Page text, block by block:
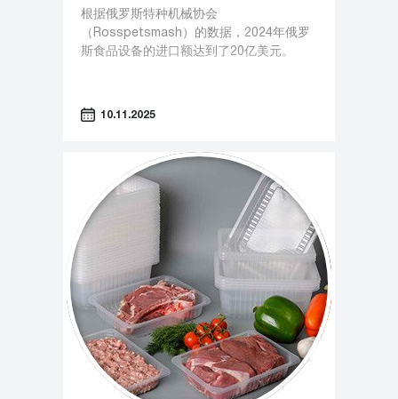
根据俄罗斯特种机械协会
（Rosspetsmash）的数据，2024年俄罗
斯食品设备的进口额达到了20亿美元。
10.11.2025